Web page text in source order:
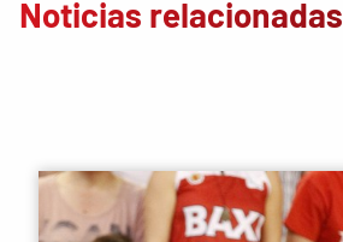
Noticias relacionadas